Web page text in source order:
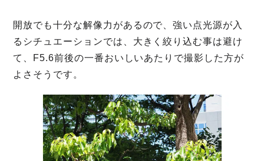
開放でも十分な解像力があるので、強い点光源が入
るシチュエーションでは、大きく絞り込む事は避け
て、F5.6前後の一番おいしいあたりで撮影した方が
よさそうです。